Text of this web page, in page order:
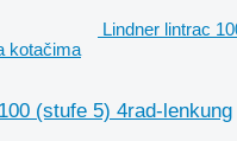
Lindner lintrac
kotačima
(stufe 5) 4rad-lenkung